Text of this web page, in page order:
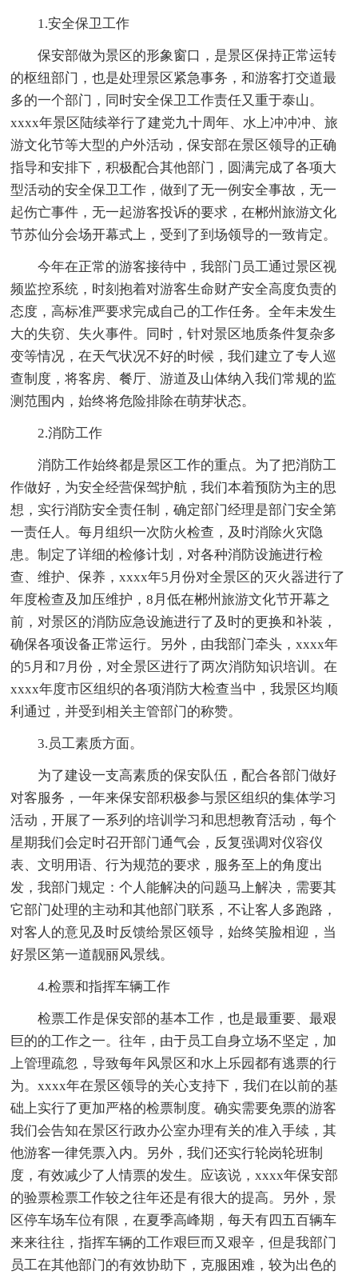
1.安全保卫工作
保安部做为景区的形象窗口，是景区保持正常运转
的枢纽部门，也是处理景区紧急事务，和游客打交道最
多的一个部门，同时安全保卫工作责任又重于泰山。
xxxx年景区陆续举行了建党九十周年、水上冲冲冲、旅
游文化节等大型的户外活动，保安部在景区领导的正确
指导和安排下，积极配合其他部门，圆满完成了各项大
型活动的安全保卫工作，做到了无一例安全事故，无一
起伤亡事件，无一起游客投诉的要求，在郴州旅游文化
节苏仙分会场开幕式上，受到了到场领导的一致肯定。
今年在正常的游客接待中，我部门员工通过景区视
频监控系统，时刻抱着对游客生命财产安全高度负责的
态度，高标准严要求完成自己的工作任务。全年未发生
大的失窃、失火事件。同时，针对景区地质条件复杂多
变等情况，在天气状况不好的时候，我们建立了专人巡
查制度，将客房、餐厅、游道及山体纳入我们常规的监
测范围内，始终将危险排除在萌芽状态。
2.消防工作
消防工作始终都是景区工作的重点。为了把消防工
作做好，为安全经营保驾护航，我们本着预防为主的思
想，实行消防安全责任制，确定部门经理是部门安全第
一责任人。每月组织一次防火检查，及时消除火灾隐
患。制定了详细的检修计划，对各种消防设施进行检
查、维护、保养，xxxx年5月份对全景区的灭火器进行了
年度检查及加压维护，8月低在郴州旅游文化节开幕之
前，对景区的消防应急设施进行了及时的更换和补装，
确保各项设备正常运行。另外，由我部门牵头，xxxx年
的5月和7月份，对全景区进行了两次消防知识培训。在
xxxx年度市区组织的各项消防大检查当中，我景区均顺
利通过，并受到相关主管部门的称赞。
3.员工素质方面。
为了建设一支高素质的保安队伍，配合各部门做好
对客服务，一年来保安部积极参与景区组织的集体学习
活动，开展了一系列的培训学习和思想教育活动，每个
星期我们会定时召开部门通气会，反复强调对仪容仪
表、文明用语、行为规范的要求，服务至上的角度出
发，我部门规定：个人能解决的问题马上解决，需要其
它部门处理的主动和其他部门联系，不让客人多跑路，
对客人的意见及时反馈给景区领导，始终笑脸相迎，当
好景区第一道靓丽风景线。
4.检票和指挥车辆工作
检票工作是保安部的基本工作，也是最重要、最艰
巨的的工作之一。往年，由于员工自身立场不坚定，加
上管理疏忽，导致每年风景区和水上乐园都有逃票的行
为。xxxx年在景区领导的关心支持下，我们在以前的基
础上实行了更加严格的检票制度。确实需要免票的游客
我们会告知在景区行政办公室办理有关的准入手续，其
他游客一律凭票入内。另外，我们还实行轮岗轮班制
度，有效减少了人情票的发生。应该说，xxxx年保安部
的验票检票工作较之往年还是有很大的提高。另外，景
区停车场车位有限，在夏季高峰期，每天有四五百辆车
来来往往，指挥车辆的工作艰巨而又艰辛，但是我部门
员工在其他部门的有效协助下，克服困难，较为出色的